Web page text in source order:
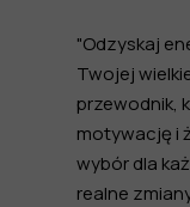
"Odzyskaj
Twojej
przewodnik,
motywację i
wybór dla
realne